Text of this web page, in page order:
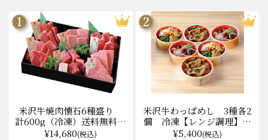
米沢牛焼肉懐石6種盛り
計600g（冷凍）送料無料
化粧箱入
¥14,680(税込)
米沢牛わっぱめし 3種各2
個 冷凍【レンジ調理】化
粧箱入
¥5,400(税込)